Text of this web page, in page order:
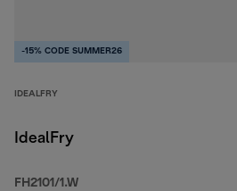
-15% CODE SUMMER26
IDEALFRY
IdealFry
FH2101/1.W